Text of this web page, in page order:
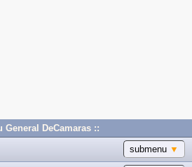
General DeCamaras ::
submenu ▼